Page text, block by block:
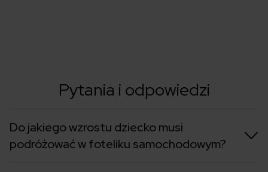
Pytania i odpowiedzi
Do jakiego wzrostu dziecko musi
podróżować w foteliku samochodowym?